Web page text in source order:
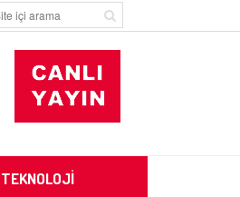
TEKNOLOJİ